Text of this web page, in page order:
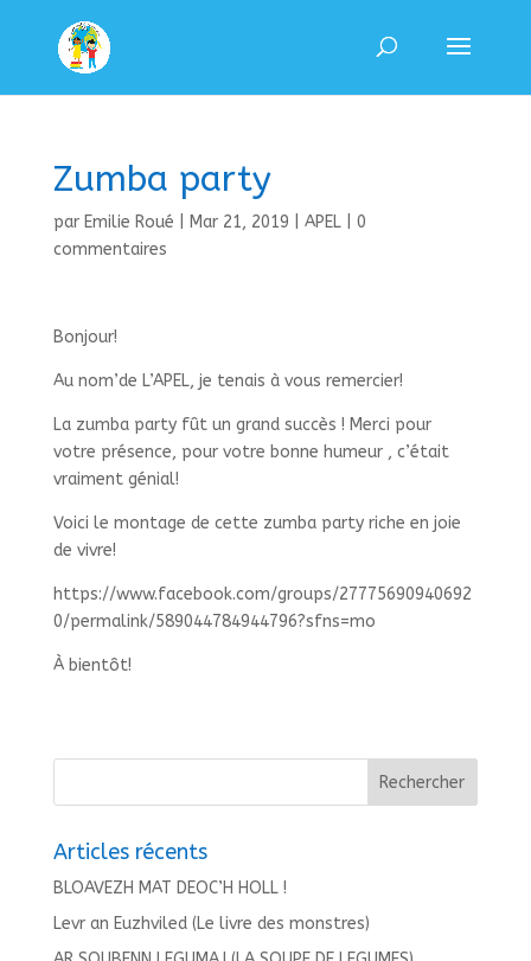
Zumba party
par Emilie Roué Mar 21, 2019 APEL| 0
commentaires
Bonjour!
Au nom’de L’APEL, je tenais à vous remercier!
La zumba party fût un grand succès ! Merci pour
votre présence, pour votre bonne humeur , c’était
vraiment génial!
Voici le montage de cette zumba party riche en joie
de vivre!
https://www.facebook.com/groups/27775690940692
0/permalink/589044784944796?sfns=mo
À bientôt!
Articles récents
BLOAVEZH MAT DEOC’H HOLL !
Levr an Euzhviled (Le livre des monstres)